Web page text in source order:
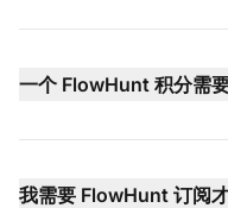
一个 FlowHunt 积分需
我需要 FlowHunt 订阅